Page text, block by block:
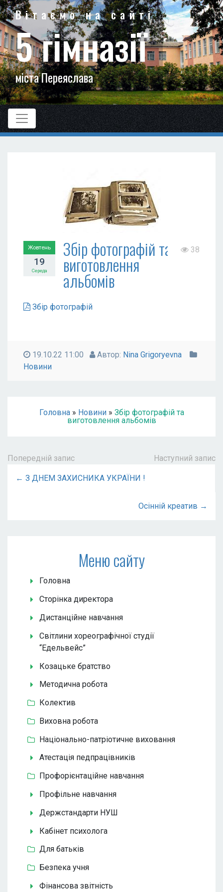
Вітаємо на сайті
5 гімназії
міста Переяслава
Жовтень
19
Середа
Збір фотографій та
виготовлення
альбомів
38
Збір фотографій
19.10.22 11:00 Автор: Nina Grigoryevna
Новини
Головна» Новини» Збір фотографій та
виготовлення альбомів
Попередній запис Наступний запис
← З ДНЕМ ЗАХИСНИКА УКРАЇНИ !
Осінній креатив →
Меню сайту
Головна
Сторінка директора
Дистанційне навчання
Світлини хореографічної студії
“Едельвейс”
Козацьке братство
Методична робота
Колектив
Виховна робота
Національно-патріотичне виховання
Атестація педпрацівників
Профорієнтаційне навчання
Профільне навчання
Держстандарти НУШ
Кабінет психолога
Для батьків
Безпека учня
Фінансова звітність